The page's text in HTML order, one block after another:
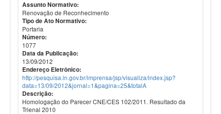
Assunto Normativo:
Renovação de Reconhecimento
Tipo de Ato Normativo:
Portaria
Número:
1077
Data da Publicação:
13/09/2012
Endereço Eletrônico:
http://pesquisa.in.gov.br/imprensa/jsp/visualiza/index.jsp?
data=13/09/2012&jornal=1&pagina=25&totalA
Descrição:
Homologação do Parecer CNE/CES 102/2011. Resultado da
Trienal 2010